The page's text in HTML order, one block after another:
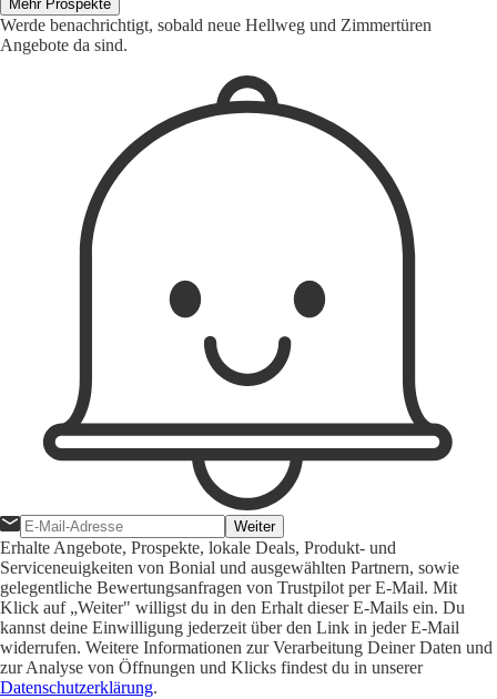
Mehr Prospekte
Werde benachrichtigt, sobald neue Hellweg und Zimmertüren
Angebote da sind.
Weiter
Erhalte Angebote, Prospekte, lokale Deals, Produkt- und
Serviceneuigkeiten von Bonial und ausgewählten Partnern, sowie
gelegentliche Bewertungsanfragen von Trustpilot per E-Mail. Mit
Klick auf „Weiter" willigst du in den Erhalt dieser E-Mails ein. Du
kannst deine Einwilligung jederzeit über den Link in jeder E-Mail
widerrufen. Weitere Informationen zur Verarbeitung Deiner Daten und
zur Analyse von Öffnungen und Klicks findest du in unserer
Datenschutzerklärung.